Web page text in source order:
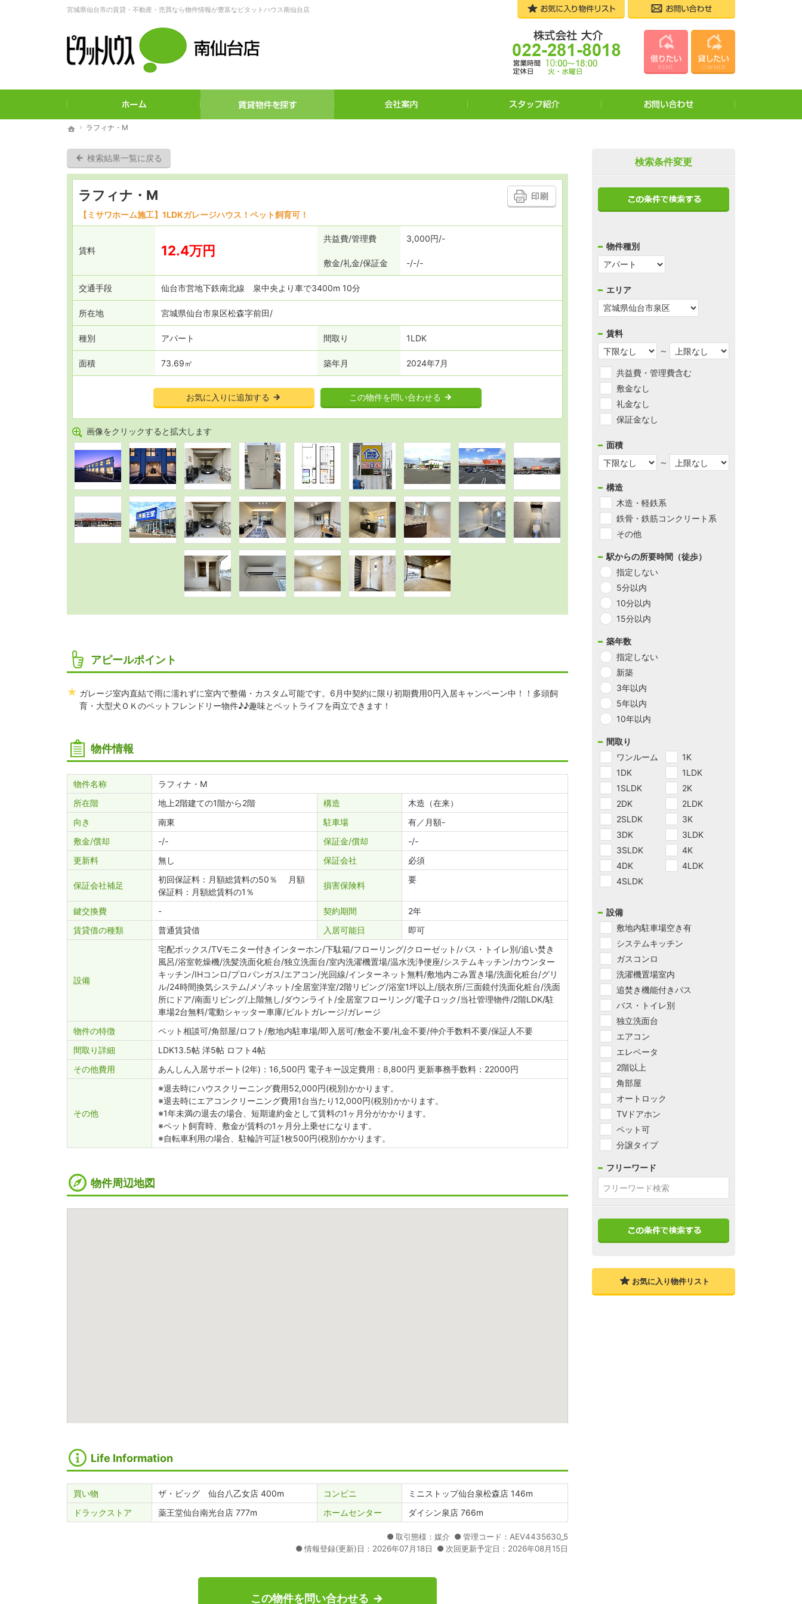
ホーム
ラフィナ・M
ご希望に沿ったお部屋探し。宮城県仙台市の賃貸・不動産なら当社へお任せください。
宮城県仙台市の賃貸・不動産・売買なら物件情報が豊富なピタットハウス南仙台店
ラフィナ・M
【ミサワホーム施工】1LDKガレージハウス！ペット飼育可！
賃料 12.4万円
共益費 管理費 3,000円 -
敷金 礼金 保証金 - - -
交通手段 仙台市営地下鉄南北線 泉中央より車で3400m 10分
所在地 宮城県仙台市泉区松森字前田
種別 アパート 間取り 1LDK
面積 73.69㎡ 築年月 2024年7月
この物件を問い合わせる
お気に入りに追加する
画像をクリックすると拡大します
検索結果一覧に戻る
アピールポイント
ガレージ室内直結で雨に濡れずに室内で整備・カスタム可能です。6月中契約に限り初期費用0円入居キャンペーン中！！多頭飼
育・大型犬ＯＫのペットフレンドリー物件♪♪趣味とペットライフを両立できます！
物件情報
物件名称
ラフィナ・M
所在階
地上2階建ての1階から2階 構造
木造（在来）
向き
南東 駐車場
有／月額-
敷金 償却 - - 保証金 償却 - -
更新料
無し 保証会社 必須
保証会社補足
初回保証料：月額総賃料の50％ 月額
保証料：月額総賃料の1％
損害保険料
要
鍵交換費 - 契約期間
2年
賃貸借の種類
普通賃貸借 入居可能日 即可
設備
宅配ボックス/TVモニター付きインターホン/下駄箱/フローリング/クローゼット/バス・トイレ別/追い焚き
風呂/浴室乾燥機/洗髪洗面化粧台/独立洗面台/室内洗濯機置場/温水洗浄便座/システムキッチン/カウンター
キッチン/IHコンロ/プロパンガス/エアコン/光回線/インターネット無料/敷地内ごみ置き場/洗面化粧台/グリ
ル/24時間換気システム/メゾネット/全居室洋室/2階リビング/浴室1坪以上/脱衣所/三面鏡付洗面化粧台/洗面
所にドア/南面リビング/上階無し/ダウンライト/全居室フローリング/電子ロック/当社管理物件/2階LDK/駐
車場2台無料/電動シャッター車庫/ビルトガレージ/ガレージ
物件の特徴
ペット相談可/角部屋/ロフト/敷地内駐車場/即入居可/敷金不要/礼金不要/仲介手数料不要/保証人不要
間取り詳細
LDK13.5帖 洋5帖 ロフト4帖
その他費用
あんしん入居サポート(2年)：16,500円 電子キー設定費用：8,800円 更新事務手数料：22000円
その他
※退去時にハウスクリーニング費用52,000円(税別)かかります。
※退去時にエアコンクリーニング費用1台当たり12,000円(税別)かかります。
※1年未満の退去の場合、短期違約金として賃料の1ヶ月分がかかります。
※ペット飼育時、敷金が賃料の1ヶ月分上乗せになります。
※自転車利用の場合、駐輪許可証1枚500円(税別)かかります。
物件周辺地図
Life Information
買い物 ザ・ビッグ 仙台八乙女店 400m コンビニ
ミニストップ仙台泉松森店 146m
ドラックストア
薬王堂仙台南光台店 777m ホームセンター ダイシン泉店 766m
取引態様：媒介
管理コード：AEV4435630_5
情報登録(更新)日：2026年07月18日
次回更新予定日：2026年08月15日
この物件を問い合わせる
検索条件変更
物件種別
エリア
賃料
～
共益費・管理費含む
敷金なし
礼金なし
保証金なし
面積
～
構造
木造・軽鉄系
鉄骨・鉄筋コンクリート系
その他
駅からの所要時間（徒歩）
指定しない
5分以内
10分以内
15分以内
築年数
指定しない
新築
3年以内
5年以内
10年以内
間取り
ワンルーム
1K
1DK
1LDK
1SLDK
2K
2DK
2LDK
2SLDK
3K
3DK
3LDK
3SLDK
4K
4DK
4LDK
4SLDK
設備
敷地内駐車場空き有
システムキッチン
ガスコンロ
洗濯機置場室内
追焚き機能付きバス
バス・トイレ別
独立洗面台
エアコン
エレベータ
2階以上
角部屋
オートロック
TVドアホン
ペット可
分譲タイプ
フリーワード
お気に入り物件リスト
スタッフ紹
株式会社大介
022-281-
ホーム
ラフィナ・M